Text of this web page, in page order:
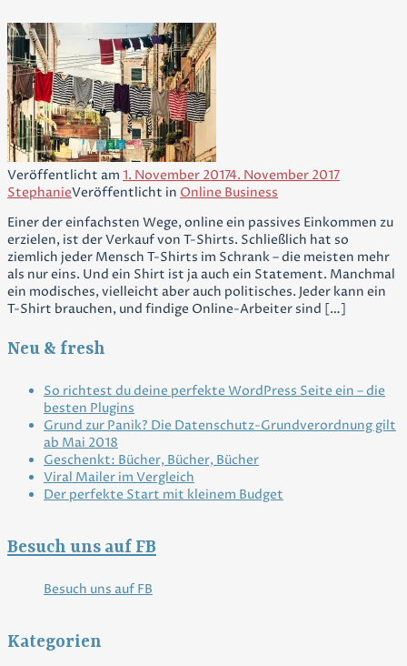
Veröffentlicht am 1. November 20174. November 2017
StephanieVeröffentlicht in Online Business
Einer der einfachsten Wege, online ein passives Einkommen zu
erzielen, ist der Verkauf von T-Shirts. Schließlich hat so
ziemlich jeder Mensch T-Shirts im Schrank – die meisten mehr
als nur eins. Und ein Shirt ist ja auch ein Statement. Manchmal
ein modisches, vielleicht aber auch politisches. Jeder kann ein
T-Shirt brauchen, und findige Online-Arbeiter sind […]
Neu & fresh
So richtest du deine perfekte WordPress Seite ein – die
besten Plugins
Grund zur Panik? Die Datenschutz-Grundverordnung gilt
ab Mai 2018
Geschenkt: Bücher, Bücher, Bücher
Viral Mailer im Vergleich
Der perfekte Start mit kleinem Budget
Besuch uns auf FB
Besuch uns auf FB
Kategorien